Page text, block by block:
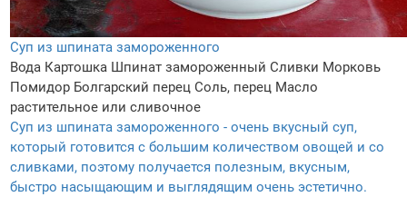
Суп из шпината замороженного
Вода Картошка Шпинат замороженный Сливки Морковь
Помидор Болгарский перец Соль, перец Масло
растительное или сливочное
Суп из шпината замороженного - очень вкусный суп,
который готовится с большим количеством овощей и со
сливками, поэтому получается полезным, вкусным,
быстро насыщающим и выглядящим очень эстетично.